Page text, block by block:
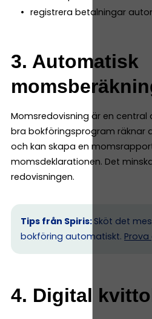
registrera betalningar
3. Automatisk
Momsredovisning är en central
bra bokföringsprogram räknar
och kan skapa en
momsdeklarationen. Det
redovisningen.
Tips från Spiris: Sköt det
bokföring automatiskt.
4. Digital